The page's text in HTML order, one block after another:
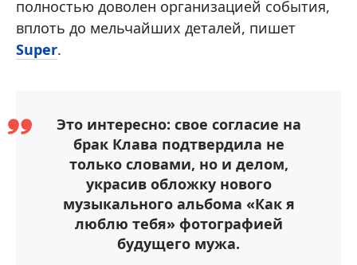
полностью доволен организацией события,
вплоть до мельчайших деталей, пишет
Super.
Это интересно: свое согласие на
брак Клава подтвердила не
только словами, но и делом,
украсив обложку нового
музыкального альбома «Как я
люблю тебя» фотографией
будущего мужа.